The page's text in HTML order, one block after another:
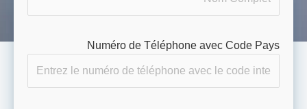
Numéro de Téléphone avec Code Pays